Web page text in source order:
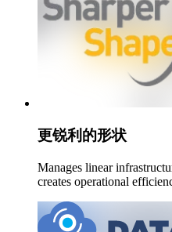
更锐利的形状
Manages linear
creates operational